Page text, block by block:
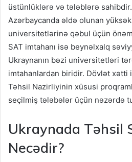
üstünlüklərə və tələblərə
Azərbaycanda əldə olunan
universitetlərinə qəbul üçün
SAT imtahanı isə beynəlxalq
Ukraynanın bəzi universitetləri
imtahanlardan biridir. Dövlət xətti
Təhsil Nazirliyinin xüsusi
seçilmiş tələbələr üçün nəzərdə
Ukraynada Təhsil
Necədir?